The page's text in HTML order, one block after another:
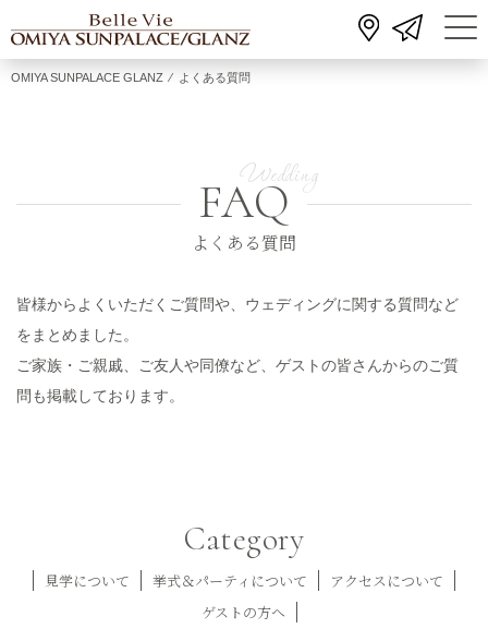
OMIYA SUNPALACE GLANZ ⁄ よくある質問
FAQ
よくある質問
皆様からよくいただくご質問や、ウェディングに関する質問など
をまとめました。
ご家族・ご親戚、ご友人や同僚など、ゲストの皆さんからのご質
問も掲載しております。
Category
見学について 挙式＆パーティについて
アクセスについて
ゲストの方へ